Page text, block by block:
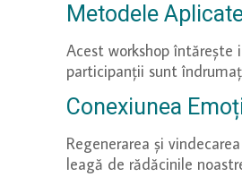
Metodele
Acest workshop
participanții sunt
Conexiunea
Regenerarea și
leagă de rădăcinile